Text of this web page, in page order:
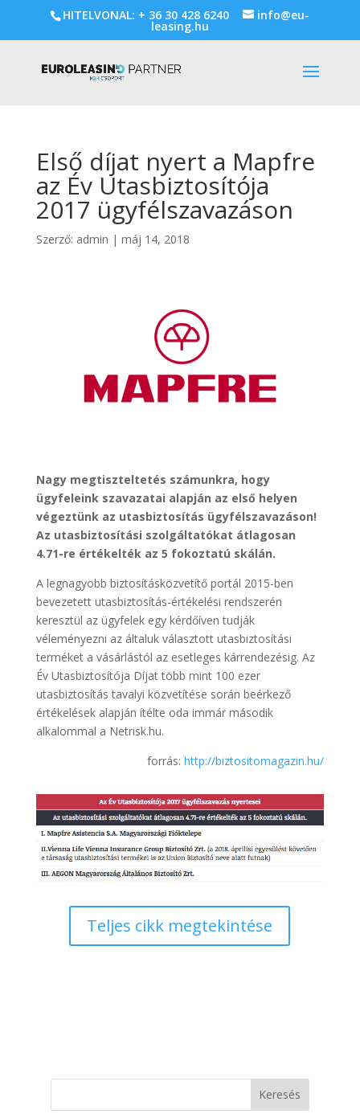
HITELVONAL: + 36 30 428 6240 info@eu-
leasing.hu
Első díjat nyert a Mapfre
az Év Utasbiztosítója
2017 ügyfélszavazáson
Szerző: admin | máj 14, 2018
Nagy megtiszteltetés számunkra, hogy
ügyfeleink szavazatai alapján az első helyen
végeztünk az utasbiztosítás ügyfélszavazáson!
Az utasbiztosítási szolgáltatókat átlagosan
4.71-re értékelték az 5 fokoztatú skálán.
A legnagyobb biztosításközvetítő portál 2015-ben
bevezetett utasbiztosítás-értékelési rendszerén
keresztül az ügyfelek egy kérdőíven tudják
véleményezni az általuk választott utasbiztosítási
terméket a vásárlástól az esetleges kárrendezésig. Az
Év Utasbiztosítója Díjat több mint 100 ezer
utasbiztosítás tavalyi közvetítése során beérkező
értékelések alapján ítélte oda immár második
alkalommal a Netrisk.hu.
forrás:http://biztositomagazin.hu/
Teljes cikk megtekintése